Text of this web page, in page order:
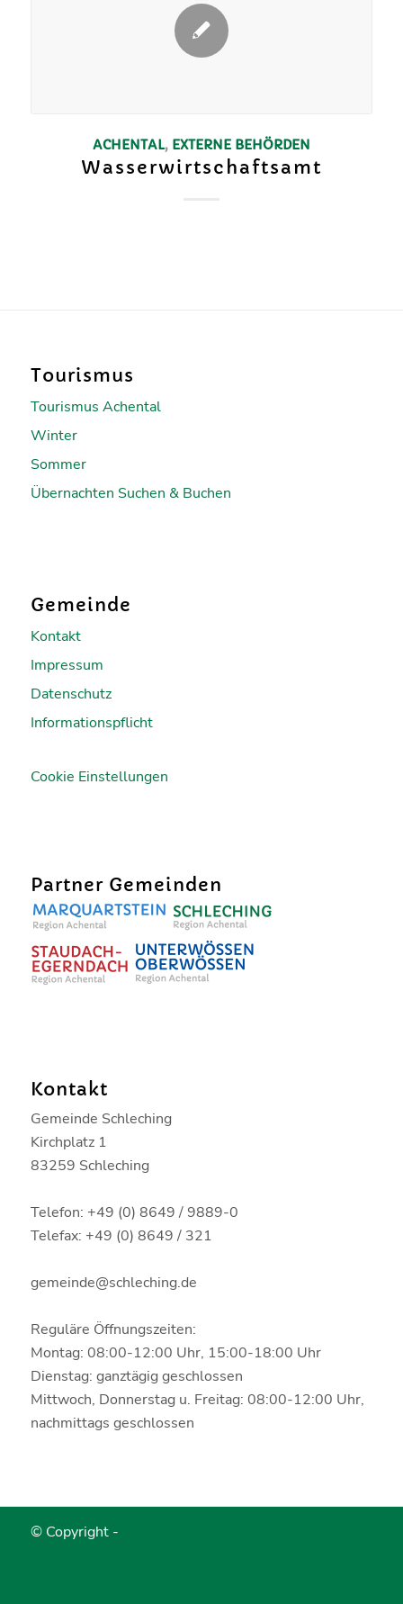
ACHENTAL, EXTERNE BEHÖRDEN
Wasserwirtschaftsamt
Tourismus
Tourismus Achental
Winter
Sommer
Übernachten Suchen & Buchen
Gemeinde
Kontakt
Impressum
Datenschutz
Informationspflicht
Cookie Einstellungen
Partner Gemeinden
Kontakt
Gemeinde Schleching
Kirchplatz 1
83259 Schleching
Telefon: +49 (0) 8649 / 9889-0
Telefax: +49 (0) 8649 / 321
gemeinde@schleching.de
Reguläre Öffnungszeiten:
Montag: 08:00-12:00 Uhr, 15:00-18:00 Uhr
Dienstag: ganztägig geschlossen
Mittwoch, Donnerstag u. Freitag: 08:00-12:00 Uhr,
nachmittags geschlossen
© Copyright -